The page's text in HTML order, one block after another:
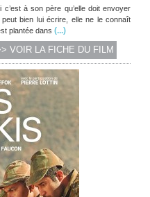
à son père qu’elle doit envoyer
peut bien lui écrire, elle ne le connaît
plantée dans (...)
VOIR LA FICHE DU FILM